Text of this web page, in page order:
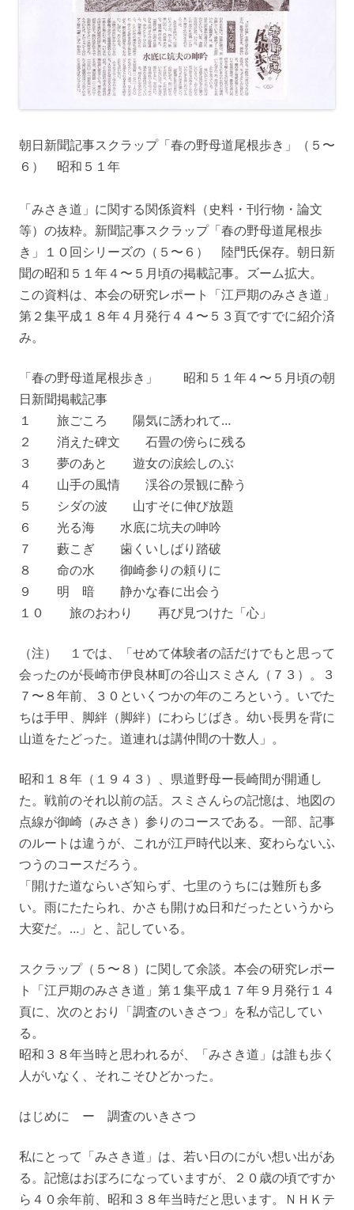
朝日新聞記事スクラップ「春の野母道尾根歩き」（５〜
６） 昭和５１年
「みさき道」に関する関係資料（史料・刊行物・論文
等）の抜粋。新聞記事スクラップ「春の野母道尾根歩
き」１０回シリーズの（５〜６） 陸門氏保存。朝日新
聞の昭和５１年４〜５月頃の掲載記事。ズーム拡大。
この資料は、本会の研究レポート「江戸期のみさき道」
第２集平成１８年４月発行４４〜５３頁ですでに紹介済
み。
「春の野母道尾根歩き」 昭和５１年４〜５月頃の朝
日新聞掲載記事
１ 旅ごころ 陽気に誘われて…
２ 消えた碑文 石畳の傍らに残る
３ 夢のあと 遊女の涙絵しのぶ
４ 山手の風情 渓谷の景観に酔う
５ シダの波 山すそに伸び放題
６ 光る海 水底に坑夫の呻吟
７ 藪こぎ 歯くいしばり踏破
８ 命の水 御崎参りの頼りに
９ 明 暗 静かな春に出会う
１０ 旅のおわり 再び見つけた「心」
（注） １では、「せめて体験者の話だけでもと思って
会ったのが長崎市伊良林町の谷山スミさん（７３）。３
７〜８年前、３０といくつかの年のころという。いでた
ちは手甲、脚絆（脚絆）にわらじばき。幼い長男を背に
山道をたどった。道連れは講仲間の十数人」。
昭和１８年（１９４３）、県道野母ー長崎間が開通し
た。戦前のそれ以前の話。スミさんらの記憶は、地図の
点線が御崎（みさき）参りのコースである。一部、記事
のルートは違うが、これが江戸時代以来、変わらないふ
つうのコースだろう。
「開けた道ならいざ知らず、七里のうちには難所も多
い。雨にたたられ、かさも開けぬ日和だったというから
大変だ。…」と、記している。
スクラップ（５〜８）に関して余談。本会の研究レポー
ト「江戸期のみさき道」第１集平成１７年９月発行１４
頁に、次のとおり「調査のいきさつ」を私が記してい
る。
昭和３８年当時と思われるが、「みさき道」は誰も歩く
人がいなく、それこそひどかった。
はじめに ー 調査のいきさつ
私にとって「みさき道」は、若い日のにがい想い出があ
る。記憶はおぼろになっていますが、２０歳の頃ですか
ら４０余年前、昭和３８年当時だと思います。ＮＨＫテ